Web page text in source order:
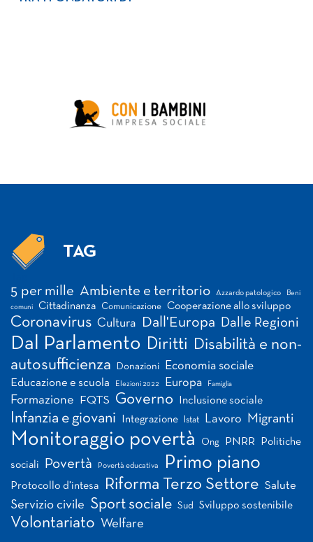
TAG
5 per mille Ambiente e territorio Azzardo patologico Beni
comuni Cittadinanza Comunicazione Cooperazione allo sviluppo
Coronavirus Cultura Dall'Europa Dalle Regioni
Dal Parlamento Diritti Disabilità e non-
autosufficienza
Donazioni Economia sociale
Educazione e scuola Elezioni 2022 Europa Famiglia
Formazione FQTS Governo Inclusione sociale
Infanzia e giovani Integrazione Istat Lavoro Migranti
Monitoraggio povertà Ong PNRR Politiche
sociali Povertà Povertà educativa Primo piano
Protocollo d'intesa Riforma Terzo Settore Salute
Servizio civile Sport sociale Sud Sviluppo sostenibile
Volontariato Welfare